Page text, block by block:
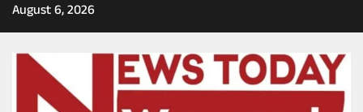
Skip
to
August 6, 2026